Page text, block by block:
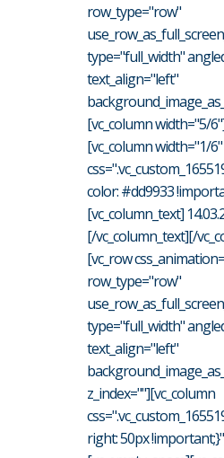
row_type="row"
type="full_width"
text_align="left"
[vc_column width="5/
[vc_column width="1/6"
color: #dd9933
[vc_column_text]
[/vc_column_text][/
[vc_row
row_type="row"
type="full_width"
text_align="left"
z_index=""][vc_column
right: 50px